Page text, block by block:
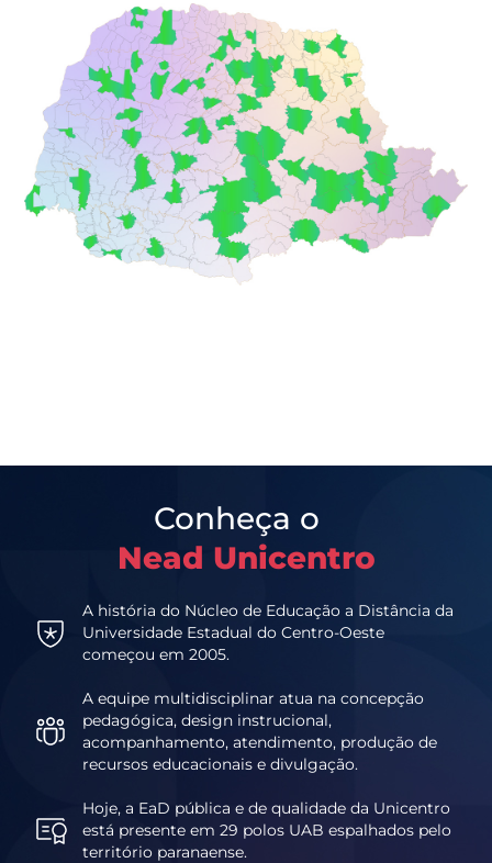
Conheça o
Nead Unicentro
A história do Núcleo de Educação a Distância da
Universidade Estadual do Centro-Oeste
começou em 2005.
A equipe multidisciplinar atua na concepção
pedagógica, design instrucional,
acompanhamento, atendimento, produção de
recursos educacionais e divulgação.
Hoje, a EaD pública e de qualidade da Unicentro
está presente em 29 polos UAB espalhados pelo
território paranaense.